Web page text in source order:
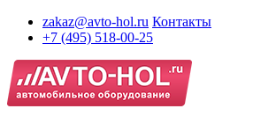
zakaz@avto-hol.ru Контакты
+7 (495) 518-00-25